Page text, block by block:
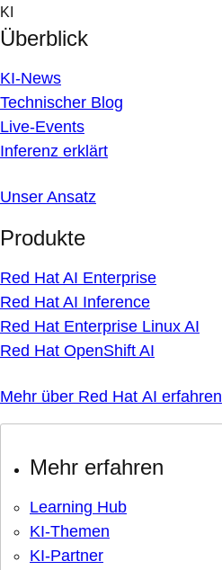
Skip
to
content
KI
Überblick
KI-News
Technischer Blog
Live-Events
Inferenz erklärt
Unser Ansatz
Produkte
Red Hat AI Enterprise
Red Hat AI Inference
Red Hat Enterprise Linux AI
Red Hat OpenShift AI
Mehr über Red Hat AI erfahren
Mehr erfahren
Learning Hub
KI-Themen
KI-Partner